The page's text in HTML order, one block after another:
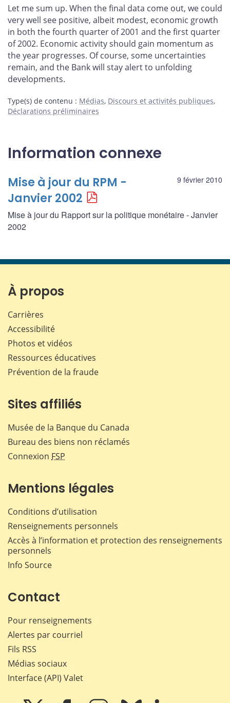
Let me sum up. When the final data come out, we could
very well see positive, albeit modest, economic growth
in both the fourth quarter of 2001 and the first quarter
of 2002. Economic activity should gain momentum as
the year progresses. Of course, some uncertainties
remain, and the Bank will stay alert to unfolding
developments.
Type(s) de contenu : Médias, Discours et activités publiques,
Déclarations préliminaires
Information connexe
9 février 2010
Mise à jour du RPM -
Janvier 2002
Mise à jour du Rapport sur la politique monétaire - Janvier
2002
À propos
Carrières
Accessibilité
Photos et vidéos
Ressources éducatives
Prévention de la fraude
Sites affiliés
Musée de la Banque du Canada
Bureau des biens non réclamés
Connexion FSP
Mentions légales
Conditions d’utilisation
Renseignements personnels
Accès à l’information et protection des renseignements
personnels
Info Source
Contact
Pour renseignements
Alertes par courriel
Fils RSS
Médias sociaux
Interface (API) Valet